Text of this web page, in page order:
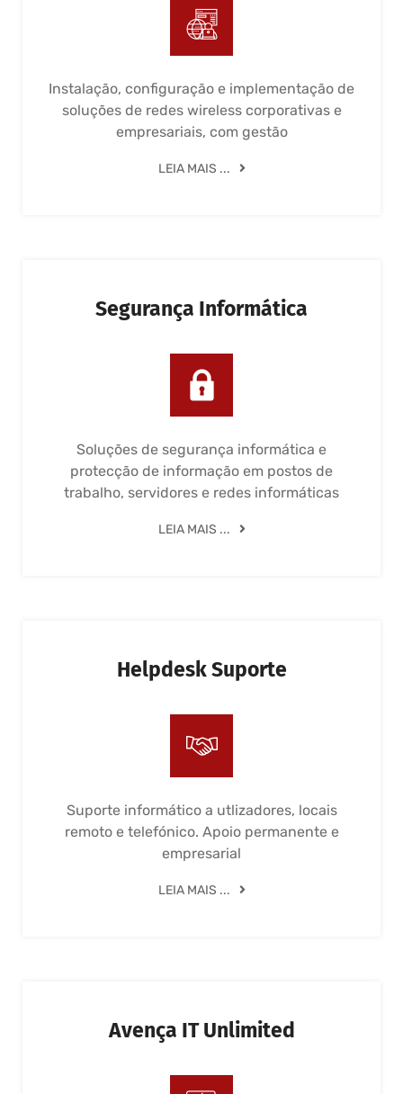
Instalação, configuração e implementação de
soluções de redes wireless corporativas e
empresariais, com gestão
LEIA MAIS ...
Segurança Informática
Soluções de segurança informática e
protecção de informação em postos de
trabalho, servidores e redes informáticas
LEIA MAIS ...
Helpdesk Suporte
Suporte informático a utlizadores, locais
remoto e telefónico. Apoio permanente e
empresarial
LEIA MAIS ...
Avença IT Unlimited